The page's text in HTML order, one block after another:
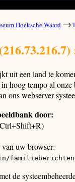
Hoeksche Waard →
uit een land te
hoog tempo al onze
ons webserver
door:
van uw browser:
de